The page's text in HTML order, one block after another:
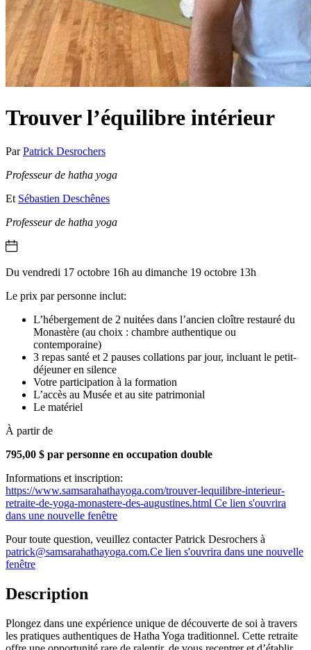
Trouver l’équilibre intérieur
ParPatrick Desrochers
Professeur de hatha yoga
Et Sébastien Deschênes
Professeur de hatha yoga
Du vendredi 17 octobre 16h au dimanche 19 octobre 13h
Le prix par personne inclut:
L’hébergement de 2 nuitées dans l’ancien cloître restauré du
Monastère (au choix : chambre authentique ou
contemporaine)
3 repas santé et 2 pauses collations par jour, incluant le petit-
déjeuner en silence
Votre participation à la formation
L’accès au Musée et au site patrimonial
Le matériel
À partir de
795,00 $ par personne en occupation double
Informations et inscription:
https://www.samsarahathayoga.com/trouver-lequilibre-interieur-
retraite-de-yoga-monastere-des-augustines.html Ce lien s'ouvrira
dans une nouvelle fenêtre
Pour toute question, veuillez contacter Patrick Desrochers à
patrick@samsarahathayoga.com.Ce lien s'ouvrira dans une nouvelle
fenêtre
Description
Plongez dans une expérience unique de découverte de soi à travers
les pratiques authentiques de Hatha Yoga traditionnel. Cette retraite